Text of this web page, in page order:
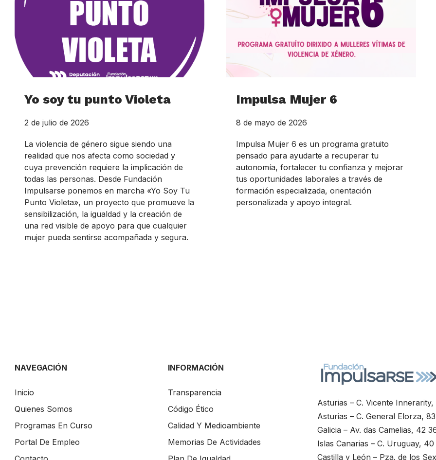
Yo soy tu punto Violeta
2 de julio de 2026
La violencia de género sigue siendo una
realidad que nos afecta como sociedad y
cuya prevención requiere la implicación de
todas las personas. Desde Fundación
Impulsarse ponemos en marcha «Yo Soy Tu
Punto Violeta», un proyecto que promueve la
sensibilización, la igualdad y la creación de
una red visible de apoyo para que cualquier
mujer pueda sentirse acompañada y segura.
Impulsa Mujer 6
8 de mayo de 2026
Impulsa Mujer 6 es un programa gratuito
pensado para ayudarte a recuperar tu
autonomía, fortalecer tu confianza y mejorar
tus oportunidades laborales a través de
formación especializada, orientación
personalizada y apoyo integral.
NAVEGACIÓN
Inicio
Quienes Somos
Programas En Curso
Portal De Empleo
INFORMACIÓN
Transparencia
Código Ético
Calidad Y Medioambiente
Memorias De Actividades
Asturias – C. Vicente
Asturias – C. General Elorza,
Galicia – Av. das Camelias, 42
Islas Canarias – C. Uruguay,
Castilla y León – Pza. de los